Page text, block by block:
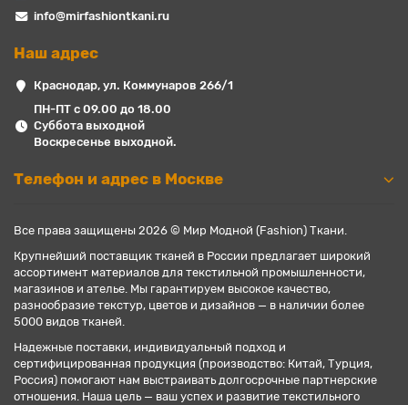
info@mirfashiontkani.ru
Наш адрес
Краснодар, ул. Коммунаров 266/1
ПН-ПТ с 09.00 до 18.00
Суббота выходной
Воскресенье выходной.
Телефон и адрес в Москве
Все права защищены 2026 © Мир Модной (Fashion) Ткани.
Крупнейший поставщик тканей в России предлагает широкий
ассортимент материалов для текстильной промышленности,
магазинов и ателье. Мы гарантируем высокое качество,
разнообразие текстур, цветов и дизайнов — в наличии более
5000 видов тканей.
Надежные поставки, индивидуальный подход и
сертифицированная продукция (производство: Китай, Турция,
Россия) помогают нам выстраивать долгосрочные партнерские
отношения. Наша цель — ваш успех и развитие текстильного